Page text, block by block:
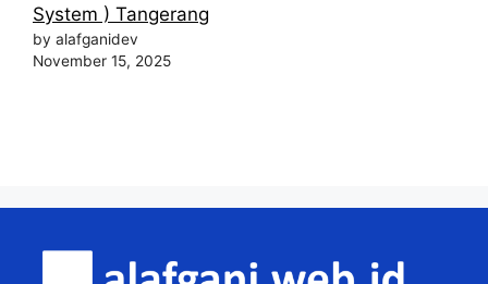
System ) Tangerang
by alafganidev
November 15, 2025